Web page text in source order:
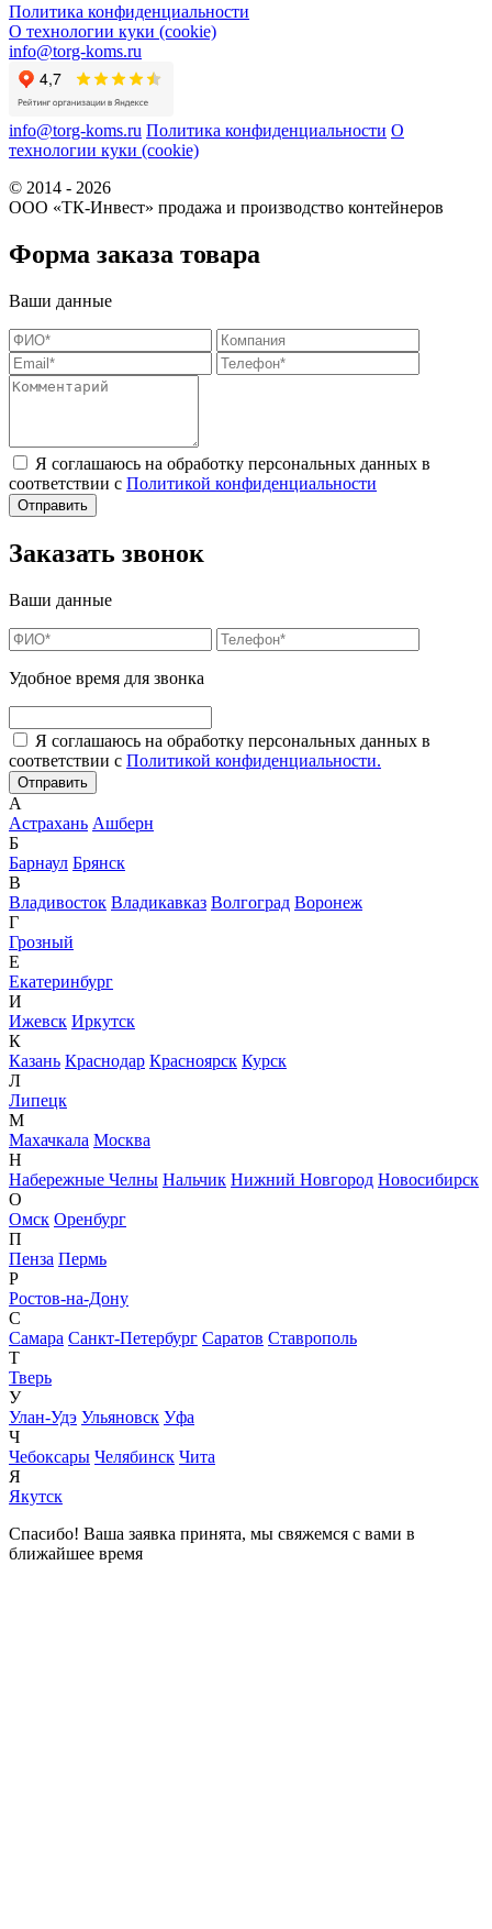
Политика конфиденциальности
О технологии куки (cookie)
info@torg-koms.ru
info@torg-koms.ru Политика конфиденциальности О
технологии куки (cookie)
© 2014 - 2026
ООО «ТК-Инвест» продажа и производство контейнеров
Форма заказа товара
Ваши данные
Я соглашаюсь на обработку персональных данных в
соответствии с Политикой конфиденциальности
Заказать звонок
Ваши данные
Удобное время для звонка
Я соглашаюсь на обработку персональных данных в
соответствии с Политикой конфиденциальности.
А
Астрахань Ашберн
Б
Барнаул Брянск
В
Владивосток Владикавказ Волгоград Воронеж
Г
Грозный
Е
Екатеринбург
И
Ижевск Иркутск
К
Казань Краснодар Красноярск Курск
Л
Липецк
М
Махачкала Москва
Н
Набережные Челны Нальчик Нижний Новгород Новосибирск
О
Омск Оренбург
П
Пенза Пермь
Р
Ростов-на-Дону
С
Самара Санкт-Петербург Саратов Ставрополь
Т
Тверь
У
Улан-Удэ Ульяновск Уфа
Ч
Чебоксары Челябинск Чита
Я
Якутск
Спасибо! Ваша заявка принята, мы свяжемся с вами в
ближайшее время